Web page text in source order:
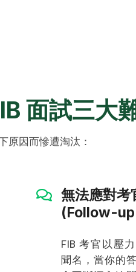
面試三大
原因而慘遭淘汰：
無法應對考
(Follow-
FIB 考官以壓
聞名，當你的